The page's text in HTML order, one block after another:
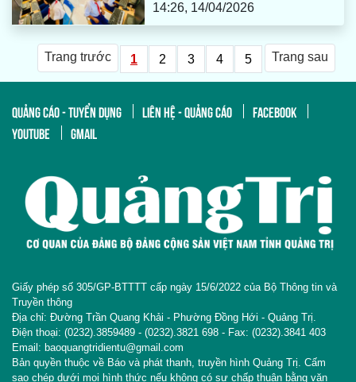
14:26, 14/04/2026
Trang trước 1 2 3 4 5 Trang sau
QUẢNG CÁO - TUYỂN DỤNG LIÊN HỆ - QUẢNG CÁO
FACEBOOK
YOUTUBE
GMAIL
Giấy phép số 305/GP-BTTTT cấp ngày 15/6/2022 của Bộ Thông tin và
Truyền thông
Địa chỉ: Đường Trần Quang Khải - Phường Đồng Hới - Quảng Trị.
Điện thoại: (0232).3859489 - (0232).3821 698 - Fax: (0232).3841 403
Email: baoquangtridientu@gmail.com
Bản quyền thuộc về Báo và phát thanh, truyền hình Quảng Trị. Cấm
sao chép dưới mọi hình thức nếu không có sự chấp thuận bằng văn